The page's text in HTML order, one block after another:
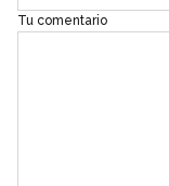
Tu comentario